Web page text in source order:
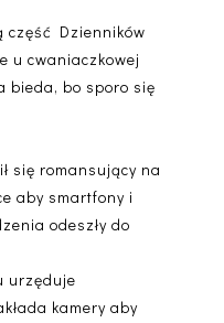
część Dzienników
u cwaniaczkowej
bieda, bo sporo się
się romansujący na
aby smartfony i
odeszły do
urzęduje
kamery aby